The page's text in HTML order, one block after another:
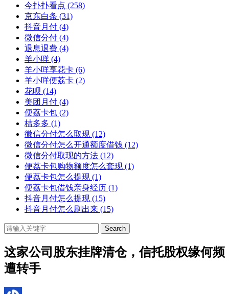
今扑扑看点 (258)
京东白条 (31)
抖音月付 (4)
微信分付 (4)
退息退费 (4)
羊小咩 (4)
羊小咩享花卡 (6)
羊小咩便荔卡 (2)
花呗 (14)
美团月付 (4)
便荔卡包 (2)
桔多多 (1)
微信分付怎么取现 (12)
微信分付怎么开通额度借钱 (12)
微信分付取现的方法 (12)
便荔卡包购物额度怎么套现 (1)
便荔卡包怎么提现 (1)
便荔卡包借钱亲身经历 (1)
抖音月付怎么提现 (15)
抖音月付怎么刷出来 (15)
Search
这家公司股东挂牌清仓，信托股权缘何频
遭转手